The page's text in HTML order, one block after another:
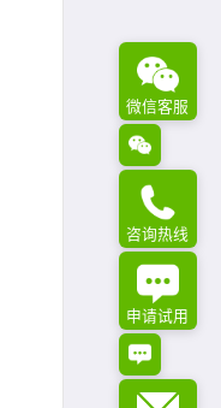
微信客服
咨询热线
申请试用